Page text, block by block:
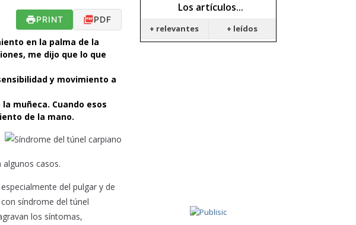
PRINT PDF
en la palma de la
me dijo que lo que
y movimiento a
muñeca. Cuando esos
de la mano.
casos.
del pulgar y de
síndrome del túnel
los síntomas,
Los artículos...
+ relevantes + leídos